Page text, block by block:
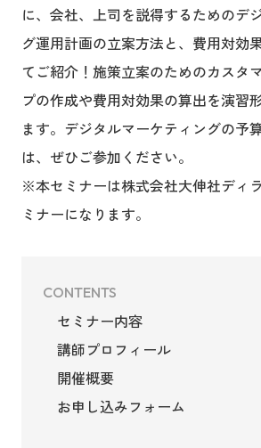
に、会社、上司を説得するためのデ
グ運用計画の立案方法と、費用対効
てご紹介！施策立案のためのカスタ
プの作成や費用対効果の算出を演習
ます。デジタルマーケティングの予
は、ぜひご参加ください。
※本セミナーは株式会社大伸社ディ
ミナーになります。
CONTENTS
セミナー内容
講師プロフィール
開催概要
お申し込みフォーム